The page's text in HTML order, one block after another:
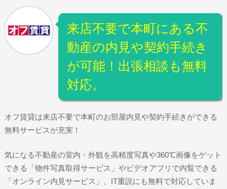
来店不要で本町にある不
動産の内見や契約手続き
が可能！出張相談も無料
対応。
オフ賃貸は来店不要で本町のお部屋内見や契約手続きができる
無料サービスが充実！
気になる不動産の室内・外観を高精度写真や360℃画像をゲット
できる「物件写真取得サービス」やビデオアプリで内覧できる
「オンライン内見サービス」、IT重説にも無料で対応していま